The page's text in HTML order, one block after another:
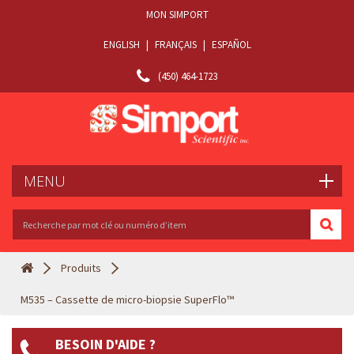
(450) 464-1723
ENGLISH | FRANÇAIS | ESPAÑOL
MON SIMPORT
MENU
Produits
M535 – Cassette de micro-biopsie SuperFlo™
BESOIN D'AIDE ?